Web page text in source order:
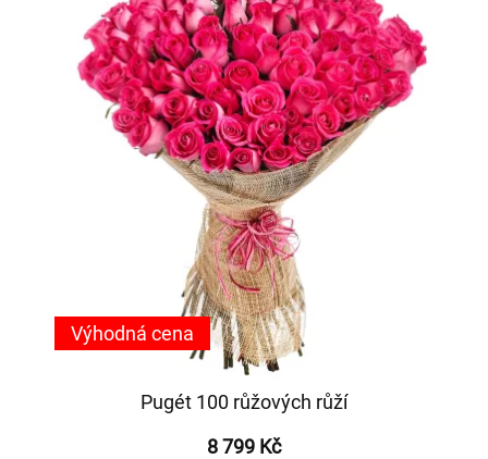
Pugét 100 růžových růží
8 799 Kč
Výhodná cena